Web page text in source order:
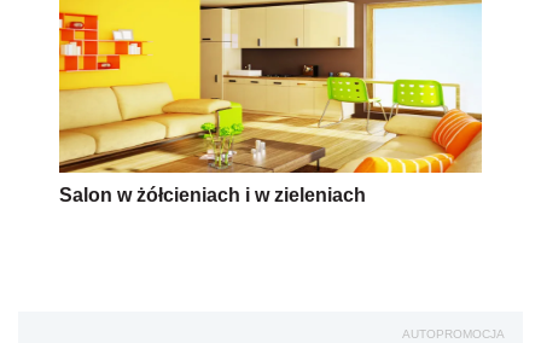
Salon w żółcieniach i w zieleniach
AUTOPROMOCJA